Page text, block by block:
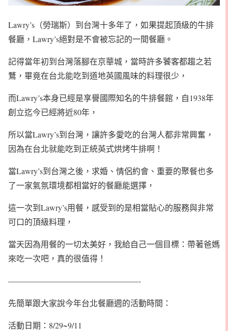
Lawry’s（勞瑞斯）到台灣十多年了，如果提起頂級的牛排
餐廳，Lawry’s絕對是不會被忘記的一間餐廳。
記得當年初到台灣落腳在京華城，當時許多饕客都趨之若
鶩，畢竟在台北能吃到道地英國風味的料理很少，
而Lawry’s本身已經是享譽國際知名的牛排餐館，自1938年
創立迄今已經將近80年，
所以當Lawry’s到台灣，讓許多愛吃的台灣人都非常興奮，
因為在台北就能吃到正統英式烘烤牛排啊！
當Lawry’s到台灣之後，求婚、情侶約會、重要的聚餐也多
了一家氣氛環境都相當好的餐廳能選擇，
這一次到Lawry’s用餐，感受到的是相當貼心的服務與非常
可口的頂級料理，
當天因為用餐的一切太美好，我給自己一個目標：帶著爸媽
來吃一次吧，真的很值得！
————————————————-
先簡單跟大家說今年台北餐廳週的活動時間：
活動日期：8/29~9/11